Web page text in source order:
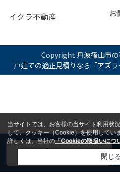
イクラ不動産 お
Copyright丹波篠山市の
戸建ての適正見積りなら「アズラ
電話
当サイトでは、お客様の当サイト利用状
して、クッキー（Cookie）を使用してい
詳しくは、当社の「Cookieの取扱いにつ
閉じる